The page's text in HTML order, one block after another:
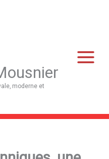
moderne et